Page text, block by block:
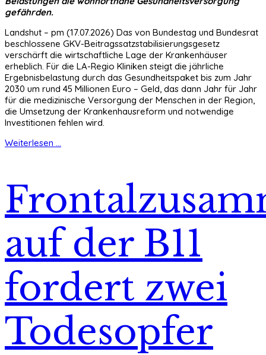
gefährden.
Landshut – pm (17.07.2026) Das von Bundestag und Bundesrat
beschlossene GKV-Beitragssatzstabilisierungsgesetz
verschärft die wirtschaftliche Lage der Krankenhäuser
erheblich. Für die LA-Regio Kliniken steigt die jährliche
Ergebnisbelastung durch das Gesundheitspaket bis zum Jahr
2030 um rund 45 Millionen Euro – Geld, das dann Jahr für Jahr
für die medizinische Versorgung der Menschen in der Region,
die Umsetzung der Krankenhausreform und notwendige
Investitionen fehlen wird.
Weiterlesen ...
auf der B11
fordert zwei
Todesopfer